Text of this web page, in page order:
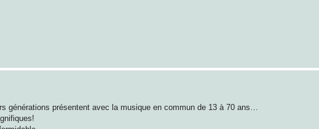
générations présentent avec la musique en commun de 13 à 70 ans…